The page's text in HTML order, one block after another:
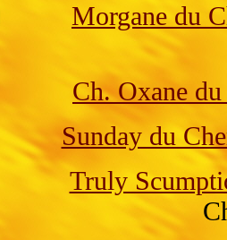
Morgane du
Ch. Oxane
Sunday du
Truly